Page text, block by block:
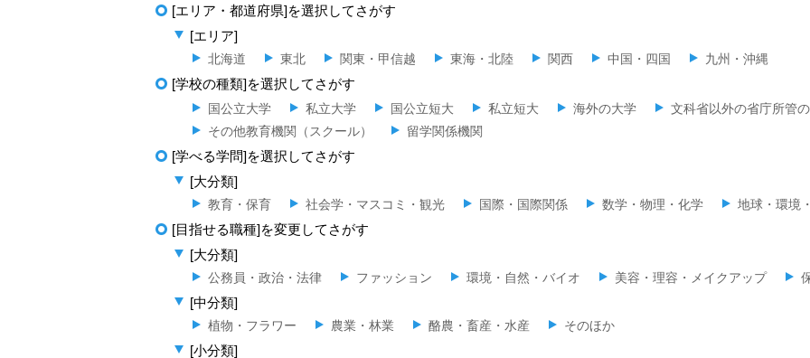
[エリア・都道府県]を選択してさがす
[エリア]
北海道 東北 関東・甲信越 東海・北陸 関西 中国・四国 九州・沖縄
[学校の種類]を選択してさがす
国公立大学 私立大学 国公立短大 私立短大 海外の大学 文科省以外の省庁所管
その他教育機関（スクール）
留学関係機関
[学べる学問]を選択してさがす
[大分類]
教育・保育 社会学・マスコミ・観光 国際・国際関係 数学・物理・化学 地球・環境
[目指せる職種]を変更してさがす
[大分類]
公務員・政治・法律 ファッション 環境・自然・バイオ 美容・理容・メイクアップ
[中分類]
植物・フラワー 農業・林業 酪農・畜産・水産 そのほか
[小分類]